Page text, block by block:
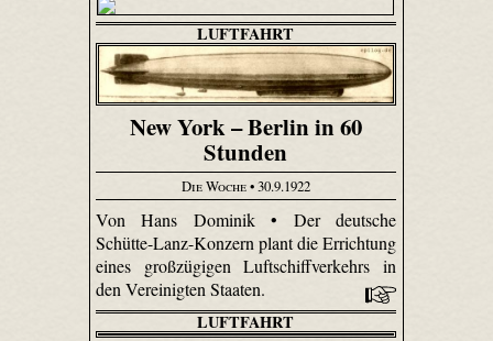
LUFTFAHRT
New York – Berlin in 60
Stunden
Die Woche• 30.9.1922
Von Hans Dominik • Der deutsche
Schütte-Lanz-Konzern plant die Errichtung
eines großzügigen Luftschiffverkehrs in
den Vereinigten Staaten.
LUFTFAHRT